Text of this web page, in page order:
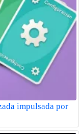
impulsada por